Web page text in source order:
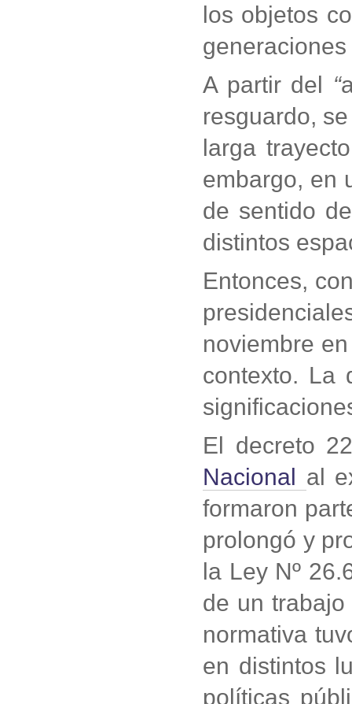
los objetos
A partir del “
resguardo,
larga
embargo, en
de sentido
distintos
Entonces,
noviembre
contexto. La
El decreto
Nacional al
formaron
prolongó y
la Ley Nº
de un
normativa
en distintos
políticas